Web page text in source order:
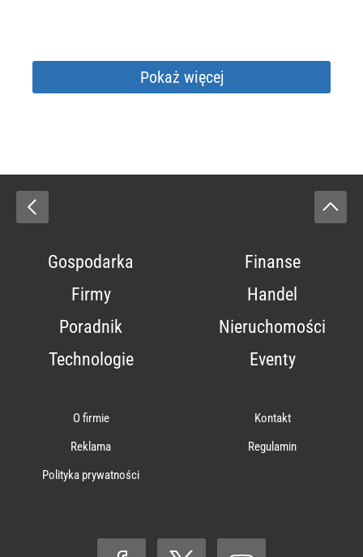
Pokaż więcej
Gospodarka
Finanse
Firmy
Handel
Poradnik
Nieruchomości
Technologie
Eventy
O firmie
Kontakt
Reklama
Regulamin
Polityka prywatności